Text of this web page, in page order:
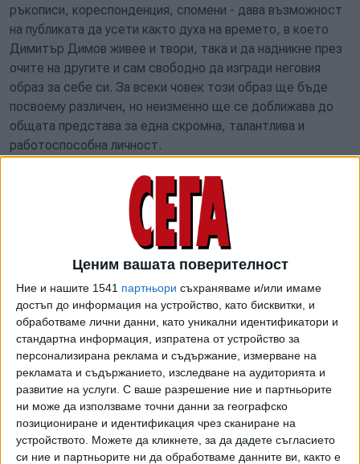
Ценим вашата поверителност
Ние и нашите 1541 партньори съхраняваме и/или имаме
достъп до информация на устройство, като бисквитки, и
обработваме лични данни, като уникални идентификатори и
стандартна информация, изпратена от устройство за
персонализирана реклама и съдържание, измерване на
рекламата и съдържанието, изследване на аудиторията и
развитие на услуги. С ваше разрешение ние и партньорите
ни може да използваме точни данни за географско
позициониране и идентификация чрез сканиране на
устройството. Можете да кликнете, за да дадете съгласието
си ние и партньорите ни да обработваме данните ви, както е
ръкописи, кореспонденция, спомени - дава възможност
на публиката да усети както духа на времето, в което
Димитър Димов живее и твори, така и да надникне през
очите на другите и сам свободно да изгради неговия
образ за себе си. За всеки човек този образ ще бъде
посвоему различен, но неизменно ще се доближава до
общата представа за една скромна, талантлива и
работоспособна личност.
на къща музей "Димитър Димов", художественото
оформление е на Ивелина Велинова. Експозицията, която
може да бъде посетена до 7 юли, е допълнена и
обогатена с оригинални експонати - лични вещи на
Димитър Димов, ценни издания от неговата богата
библиотека, ръкописи, кореспонденция, които се
съхраняват във фонда на къща музей "Димитър Димов"
към Националния литературен музей.
Още в университета той учи испански език и започва
работа по първия си роман - "Поручик Бенц", който
вижда бял свят в края на 1938 г. Автор е на повече от 20
научноизследователски труда, както и на разкази, пиеси
и пътеписи. Антивоенният му роман "Осъдени души",
повлиян изцяло от престоя на писателя в Испания, е
преведен на сърбохърватски, унгарски и полски език,